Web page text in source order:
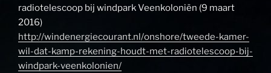
radiotelescoop bij windpark Veenkoloniën (9 maart
2016)
http://windenergiecourant.nl/onshore/tweede-kamer-
wil-dat-kamp-rekening-houdt-met-radiotelescoop-bij-
windpark-veenkolonien/